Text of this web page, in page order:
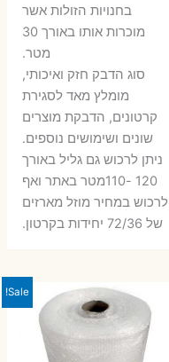
בחנויות הזולות אשר
מוכרות אותו באורך 30
מטר.
סוג הדבק חזק ואיכותי,
מומלץ מאד לסגירת
קרטונים, הדבקת מוצרים
שונים ושימושים נוספים.
ניתן לרכוש גם גליל באורך
120 -110מטר באתר ואף
לרכוש במחיר מוזל מארזים
של 72/36 יחידות בקרטון.
Sale!